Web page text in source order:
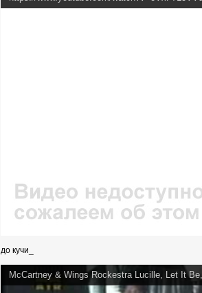
до кучи_
McCartney & Wings Rockestra Lucille, Let It